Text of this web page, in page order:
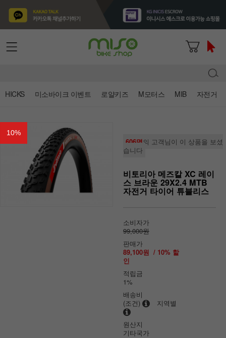
HICKS 미소바이크 이벤트 로얄키즈 M모터스 MIB 자전거
10%
606명의 고객님이 이 상품을 보셨
습니다
비토리아 메즈칼 XC 레이
스 브라운 29X2.4 MTB
자전거 타이어 튜블리스
소비자가
99,000원
판매가
89,100원 / 10% 할
인
적립금
1%
배송비
(조건)
지역별
원산지
기타국가